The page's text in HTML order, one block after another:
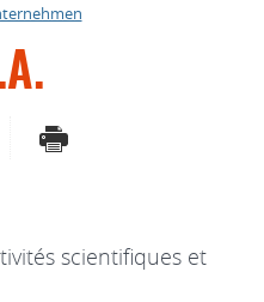
LINKEDIN TEILEN
DRUCKEN
scientifiques et